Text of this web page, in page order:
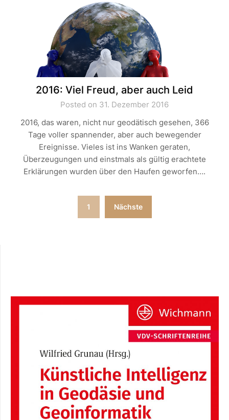
2016: Viel Freud, aber auch Leid
Posted on 31. Dezember 2016
2016, das waren, nicht nur geodätisch gesehen, 366
Tage voller spannender, aber auch bewegender
Ereignisse. Vieles ist ins Wanken geraten,
Überzeugungen und einstmals als gültig erachtete
Erklärungen wurden über den Haufen geworfen….
Seitennummerierung
1 Nächste